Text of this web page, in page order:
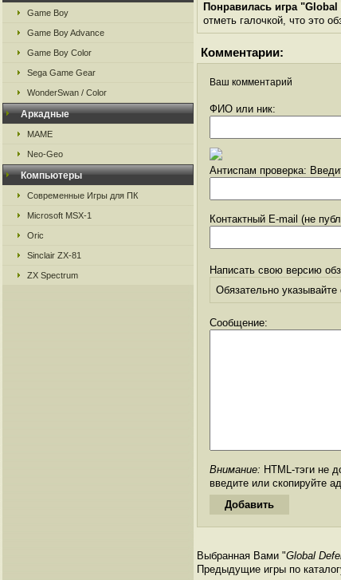
Game Boy
Game Boy Advance
Game Boy Color
Sega Game Gear
WonderSwan / Color
Аркадные
MAME
Neo-Geo
Компьютеры
Современные Игры для ПК
Microsoft MSX-1
Oric
Sinclair ZX-81
ZX Spectrum
Понравилась игра "Global
отметь галочкой, что это
Комментарии:
Ваш комментарий
ФИО или ник:
Антиспам проверка:
Контактный E-mail (не
Написать свою версию
Обязательно
Сообщение:
Внимание: HTML-тэги не
введите или скопируйте
Выбранная Вами "Global
Предыдущие игры по